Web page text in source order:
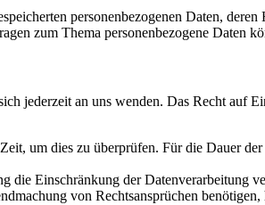
personenbezogenen Daten,
zum Thema personenbezogene Daten
jederzeit an uns wenden. Das Recht auf
um dies zu überprüfen. Für die Dauer
die Einschränkung der Datenverarbeitung
von Rechtsansprüchen benötigen,